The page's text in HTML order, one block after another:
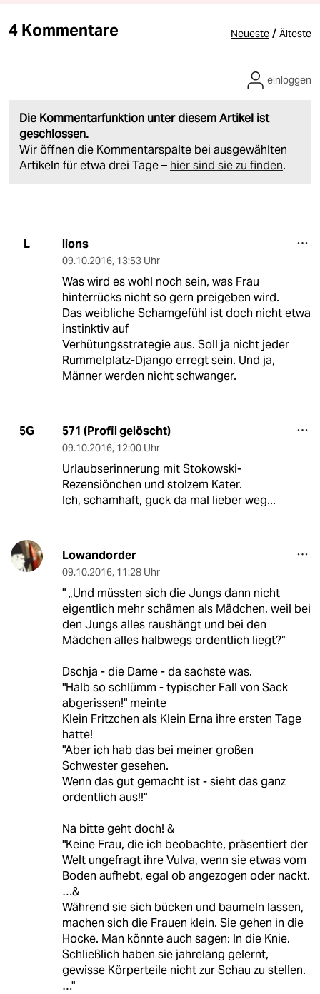
4 Kommentare Neueste / Älteste
Die Kommentarfunktion unter diesem Artikel ist
geschlossen.
Wir öffnen die Kommentarspalte bei ausgewählten
Artikeln für etwa drei Tage – hier sind sie zu finden.
einloggen
L lions
09.10.2016, 13:53 Uhr
Was wird es wohl noch sein, was Frau
hinterrücks nicht so gern preigeben wird.
Das weibliche Schamgefühl ist doch nicht etwa
instinktiv auf
Verhütungsstrategie aus. Soll ja nicht jeder
Rummelplatz-Django erregt sein. Und ja,
Männer werden nicht schwanger.
5G 571 (Profil gelöscht)
09.10.2016, 12:00 Uhr
Urlaubserinnerung mit Stokowski-
Rezensiönchen und stolzem Kater.
Ich, schamhaft, guck da mal lieber weg...
Lowandorder
09.10.2016, 11:28 Uhr
" „Und müssten sich die Jungs dann nicht
eigentlich mehr schämen als Mädchen, weil bei
den Jungs alles raushängt und bei den
Mädchen alles halbwegs ordentlich liegt?“
Dschja - die Dame - da sachste was.
"Halb so schlümm - typischer Fall von Sack
abgerissen!" meinte
Klein Fritzchen als Klein Erna ihre ersten Tage
hatte!
"Aber ich hab das bei meiner großen
Schwester gesehen.
Wenn das gut gemacht ist - sieht das ganz
ordentlich aus!!"
Na bitte geht doch! &
"Keine Frau, die ich beobachte, präsentiert der
Welt ungefragt ihre Vulva, wenn sie etwas vom
Boden aufhebt, egal ob angezogen oder nackt.
…&
Während sie sich bücken und baumeln lassen,
machen sich die Frauen klein. Sie gehen in die
Hocke. Man könnte auch sagen: In die Knie.
Schließlich haben sie jahrelang gelernt,
gewisse Körperteile nicht zur Schau zu stellen.
…"